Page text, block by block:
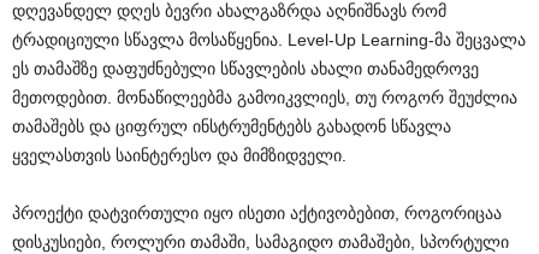
დღევანდელ დღეს ბევრი ახალგაზრდა აღნიშნავს რომ
ტრადიციული სწავლა მოსაწყენია. Level-Up Learning-მა შეცვალა
ეს თამაშზე დაფუძნებული სწავლების ახალი თანამედროვე
მეთოდებით. მონაწილეებმა გამოიკვლიეს, თუ როგორ შეუძლია
თამაშებს და ციფრულ ინსტრუმენტებს გახადონ სწავლა
ყველასთვის საინტერესო და მიმზიდველი.
პროექტი დატვირთული იყო ისეთი აქტივობებით, როგორიცაა
დისკუსიები, როლური თამაში, სამაგიდო თამაშები, სპორტული